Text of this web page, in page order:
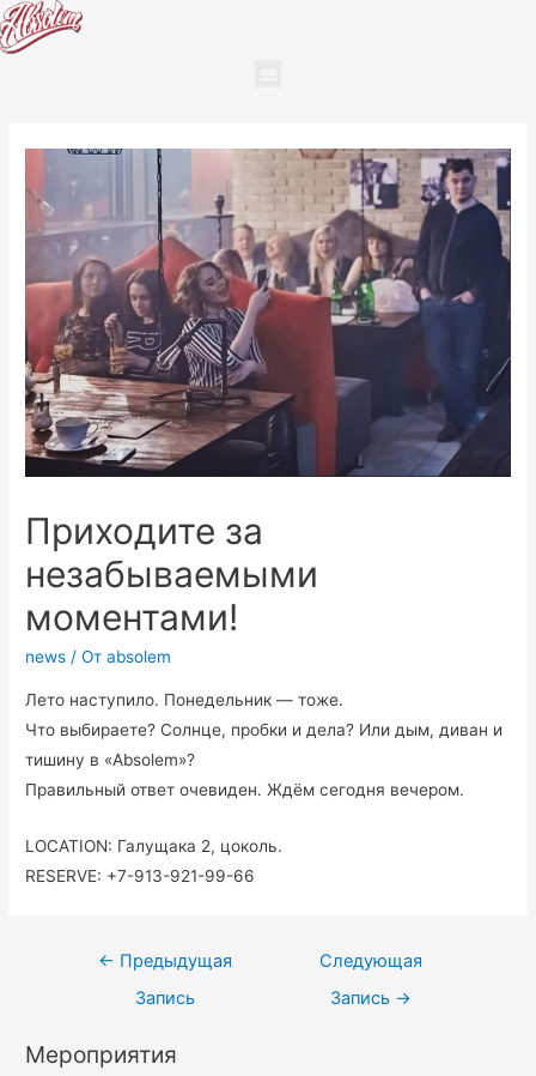
Приходите за
незабываемыми
моментами!
news / От absolem
Лето наступило. Понедельник — тоже.
Что выбираете? Солнце, пробки и дела? Или дым, диван и
тишину в «Absolem»?
Правильный ответ очевиден. Ждём сегодня вечером.
LOCATION: Галущака 2, цоколь.
RESERVE: +7-913-921-99-66
← Предыдущая
Запись
Следующая
Запись →
Мероприятия